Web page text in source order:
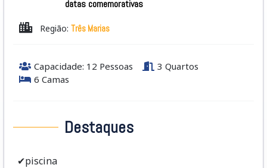
datas comemorativas
Região: Três Marias
Capacidade: 12 Pessoas
3 Quartos
6 Camas
Destaques
✔piscina